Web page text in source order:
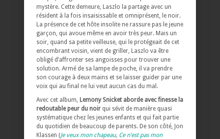
mystère. Cette demeure, Laszlo la partage avec un
résident à la fois insaisissable et omniprésent, le noir.
La présence de cet hôte insolite ne rassure pas le jeune
garçon, qui avoue même en avoir très peur. Mais un
soir, quand sa petite veilleuse, qui le protégeait de cet
encombrant voisin, vient de griller, Laszlo va être
obligé d’affronter ses angoisses pour trouver une
solution. Armé de sa lampe de poche, il va prendre
son courage à deux mains et se laisser guider par une
voix qui au final ne lui veut aucun cas du mal.
Avec cet album, Lemony Snicket aborde avec finesse la
redoutable peur du noir qui sévit de manière quasi
systématique chez les jeunes enfants et qui fait partie
du quotidien de beaucoup de parents. De son côté, Jon
Klassen (Je veux mon chapeau, Ce n’est pas mon